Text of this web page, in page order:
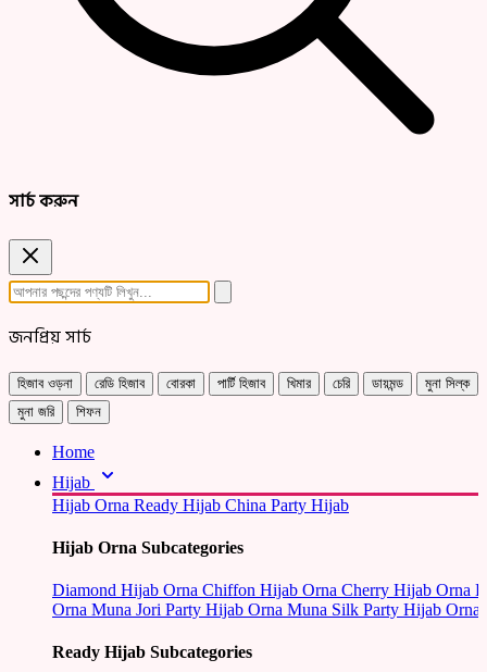
সার্চ করুন
জনপ্রিয় সার্চ
হিজাব ওড়না রেডি হিজাব বোরকা পার্টি হিজাব খিমার চেরি ডায়মন্ড
মুনা সিল্ক
মুনা জরি
শিফন
Home
Hijab
Hijab Orna Ready Hijab China Party Hijab
Hijab Orna Subcategories
Diamond Hijab Orna Chiffon Hijab Orna Cherry Hijab Orna
Orna Muna Jori Party Hijab Orna Muna Silk Party Hijab Orna
Ready Hijab Subcategories